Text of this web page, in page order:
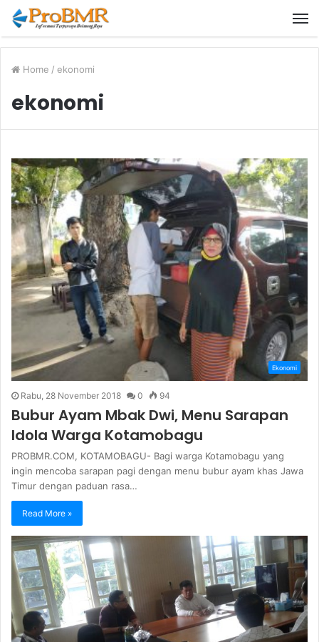
Home / ekonomi
ekonomi
Ekonomi
Rabu, 28 November 2018 0 94
Bubur Ayam Mbak Dwi, Menu Sarapan
Idola Warga Kotamobagu
PROBMR.COM, KOTAMOBAGU- Bagi warga Kotamobagu yang
ingin mencoba sarapan pagi dengan menu bubur ayam khas Jawa
Timur dengan paduan rasa…
Read More »